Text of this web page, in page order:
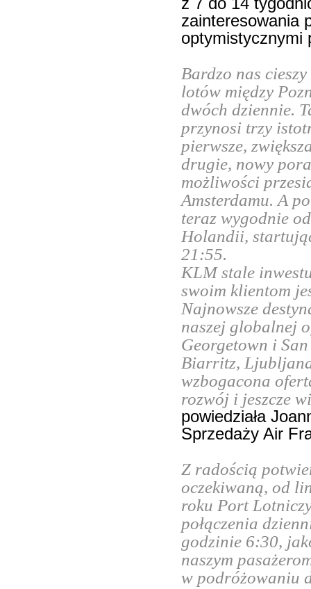
zainteresowania
optymistycznymi
Bardzo nas
lotów między
dwóch dziennie.
przynosi trzy
pierwsze,
drugie, nowy
możliwości
Amsterdamu. A
teraz wygodnie
Holandii,
21:55.
KLM stale
swoim klientom
Najnowsze
naszej globalnej
Georgetown i
Biarritz,
wzbogacona
rozwój i jeszcze
powiedziała
Sprzedaży Air
Z radością
oczekiwaną, od
roku Port
połączenia
godzinie 6:30,
naszym
w podróżowaniu